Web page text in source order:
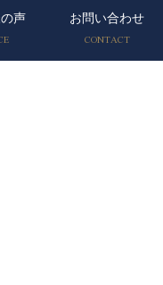
声 お問い合わせ
CONTACT